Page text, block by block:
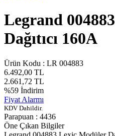
Legrand
Dağıtıcı 160A
Ürün Kodu : LR 004883
6.492,00 TL
2.661,72 TL
%59 İndirim
Fiyat Alarmı
KDV Dahildir.
Parapuan : 4436
Öne Çıkan Bilgiler